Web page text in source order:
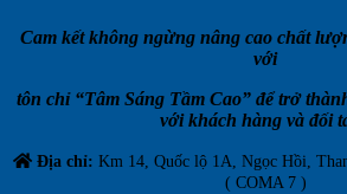
Cam kết không ngừng nâng cao chất
với
tôn chỉ “Tâm Sáng Tầm Cao” để trở
với khách hàng và đối
Địa chỉ: Km 14, Quốc lộ 1A, Ngọc Hồi,
( COMA 7 )